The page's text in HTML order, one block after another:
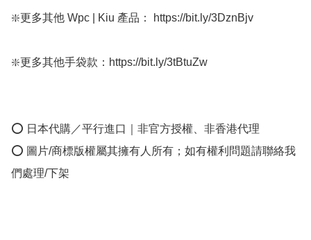
❇️更多其他 Wpc | Kiu 產品： https://bit.ly/3DznBjv
❇️更多其他手袋款：https://bit.ly/3tBtuZw
⭕ 日本代購／平行進口｜非官方授權、非香港代理
⭕ 圖片/商標版權屬其擁有人所有；如有權利問題請聯絡我
們處理/下架